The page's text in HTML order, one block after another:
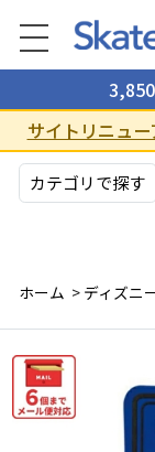
サイトリニュ
カテゴリで探す
ホーム > ディズニ